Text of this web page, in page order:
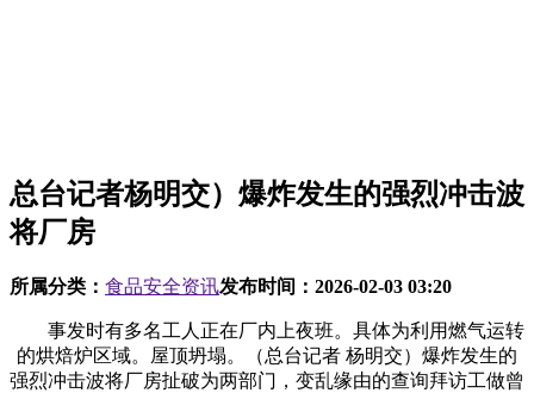
总台记者杨明交）爆炸发生的强烈冲击波
将厂房
所属分类： 食品安全资讯发布时间： 2026-02-03 03:20
事发时有多名工人正在厂内上夜班。具体为利用燃气运转
的烘焙炉区域。屋顶坍塌。（总台记者 杨明交）爆炸发生的
强烈冲击波将厂房扯破为两部门，变乱缘由的查询拜访工做曾